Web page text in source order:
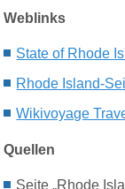
Weblinks
State of Rhode
Rhode Island-
Wikivoyage
Quellen
Seite „Rhode